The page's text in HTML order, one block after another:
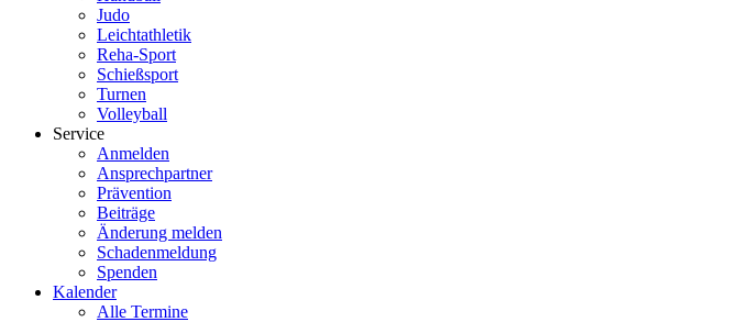
Judo
Leichtathletik
Reha-Sport
Schießsport
Turnen
Volleyball
Service
Anmelden
Ansprechpartner
Prävention
Beiträge
Änderung melden
Schadenmeldung
Spenden
Kalender
Alle Termine